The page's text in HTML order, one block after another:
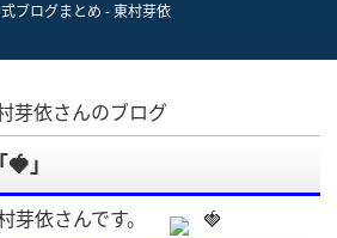
ブログまとめ -東村芽依
芽依さんのブログ
」
依さんです。
🍓